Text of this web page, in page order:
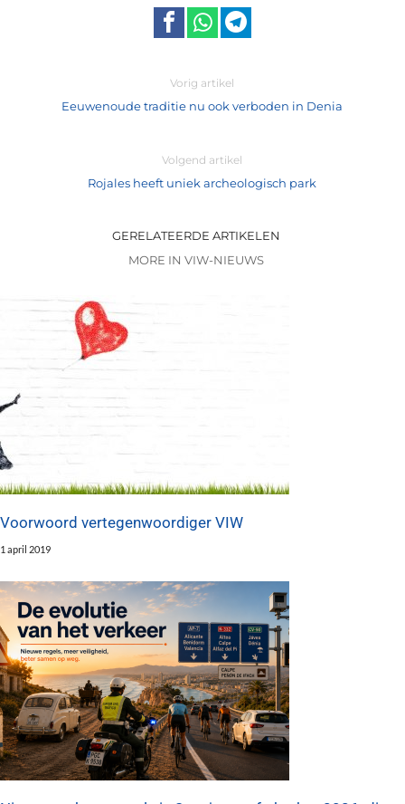
Vorig artikel
Eeuwenoude traditie nu ook verboden in Denia
Volgend artikel
Rojales heeft uniek archeologisch park
GERELATEERDE ARTIKELEN
MORE IN VIW-NIEUWS
Voorwoord vertegenwoordiger VIW
1 april 2019